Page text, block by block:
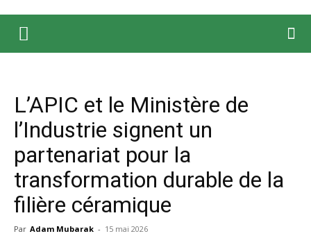
L’APIC et le Ministère de
l’Industrie signent un
partenariat pour la
transformation durable de la
filière céramique
Par Adam Mubarak - 15 mai 2026